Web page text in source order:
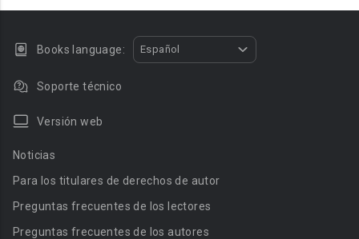
Books language: Español
Soporte técnico
Versión web
Noticias
Para los titulares de derechos de autor
Preguntas frecuentes de los lectores
Preguntas frecuentes de los autores